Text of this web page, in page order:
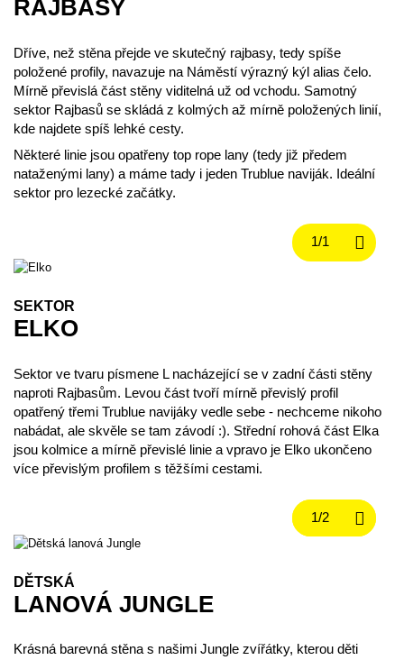
RAJBASY
Dříve, než stěna přejde ve skutečný rajbasy, tedy spíše
položené profily, navazuje na Náměstí výrazný kýl alias čelo.
Mírně převislá část stěny viditelná už od vchodu. Samotný
sektor Rajbasů se skládá z kolmých až mírně položených linií,
kde najdete spíš lehké cesty.
Některé linie jsou opatřeny top rope lany (tedy již předem
nataženými lany) a máme tady i jeden Trublue naviják. Ideální
sektor pro lezecké začátky.
SEKTOR
ELKO
Sektor ve tvaru písmene L nacházející se v zadní části stěny
naproti Rajbasům. Levou část tvoří mírně převislý profil
opatřený třemi Trublue navijáky vedle sebe - nechceme nikoho
nabádat, ale skvěle se tam závodí :). Střední rohová část Elka
jsou kolmice a mírně převislé linie a vpravo je Elko ukončeno
více převislým profilem s těžšími cestami.
DĚTSKÁ
LANOVÁ JUNGLE
Krásná barevná stěna s našimi Jungle zvířátky, kterou děti